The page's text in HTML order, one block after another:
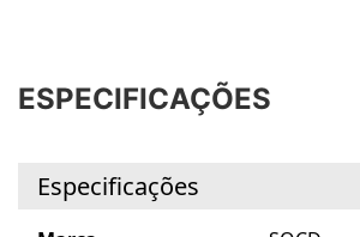
ESPECIFICAÇÕES
Especificações